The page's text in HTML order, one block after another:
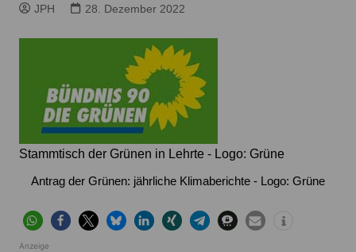
JPH 28. Dezember 2022
Stammtisch der Grünen in Lehrte - Logo: Grüne
Antrag der Grünen: jährliche Klimaberichte - Logo: Grüne
Anzeige